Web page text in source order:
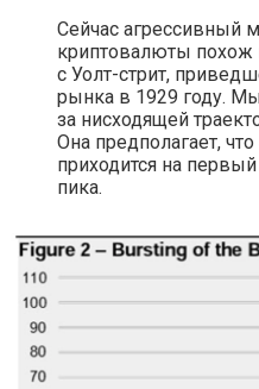
Сейчас агрессивный
криптовалюты похож
с Уолт-стрит,
рынка в 1929 году.
за нисходящей
Она предполагает,
приходится на
пика.